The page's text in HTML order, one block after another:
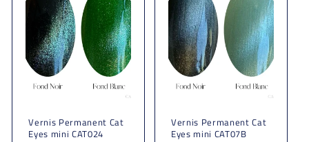
Vernis Permanent Cat
Eyes mini CAT024
Vernis Permanent Cat
Eyes mini CAT07B